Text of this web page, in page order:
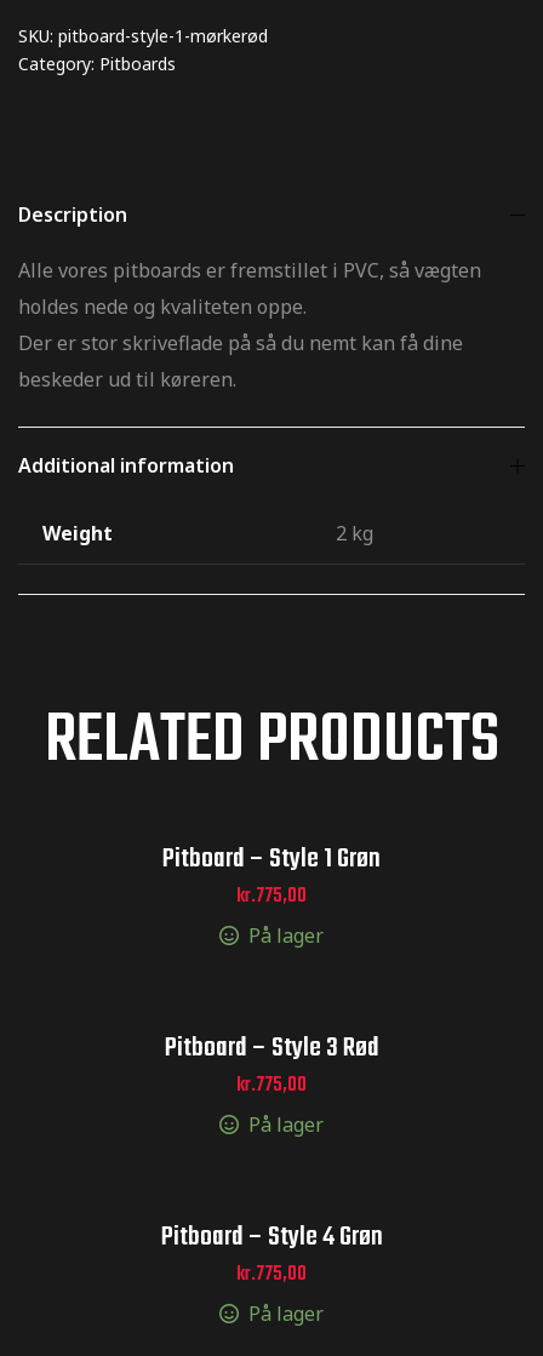
SKU: pitboard-style-1-mørkerød
Category: Pitboards
Description
Alle vores pitboards er fremstillet i PVC, så vægten
holdes nede og kvaliteten oppe.
Der er stor skriveflade på så du nemt kan få dine
beskeder ud til køreren.
Additional information
Weight 2 kg
RELATED PRODUCTS
Pitboard – Style 1 Grøn
kr.775,00
På lager
Pitboard – Style 3 Rød
kr.775,00
På lager
Pitboard – Style 4 Grøn
kr.775,00
På lager